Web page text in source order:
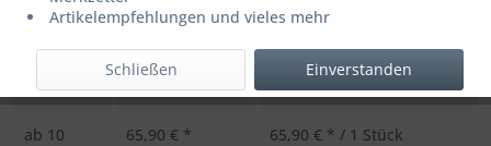
ab5 67,90 € * 67,90 € * / 1 Stück
ab 10 65,90 € * 65,90 € * / 1 Stück
Artikelempfehlungen und vieles mehr
Einverstanden
Schließen